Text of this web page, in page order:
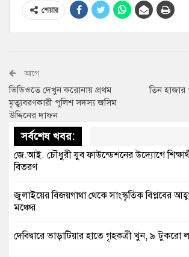
শেয়ার
আগে
ভিডিওতে দেখুন করোনায় প্রথম
মৃত্যুবরণকারী পুলিশ সদস্য জসিম
উদ্দিনের দাফন
তিন
সর্বশেষ খবর:
জে.আই. চৌধুরী যুব ফাউন্ডেশনের উদ্যোগে
বিতরণ
জুলাইয়ের বিজয়গাথা থেকে সাংস্কৃতিক বিপ্লবের
মঞ্চের
দেবিদ্বারে ভাড়াটিয়ার হাতে গৃহকত্রী খুন, ৯ টুকরো